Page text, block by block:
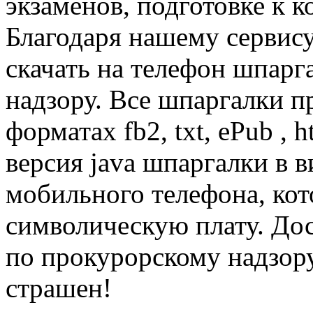
Благодаря нашему
скачать на телефон
надзору. Все шпаргалки
форматах fb2, txt, ePub ,
версия java шпаргалки в
мобильного телефона,
символическую плату.
по прокурорскому
страшен!